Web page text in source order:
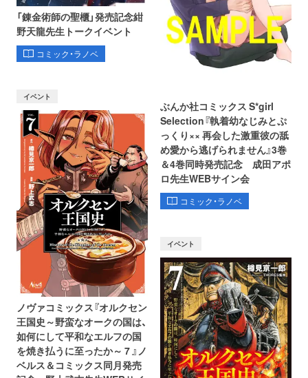
「錬金術師の聖櫃」発売記念紺
野天龍先生トークイベント
コミック・ラノベ
ぶんか社コミックス S*girl
Selection『執着幼なじみとぷ
っくり×× 再会した激重彼の舐
め愛から逃げられません』3巻
＆4巻同時発売記念 成田アポ
ロ先生WEBサイン会
コミック・ラノベ
イベント
ノヴァコミックス『オルクセン
王国史～野蛮なオークの国は、
如何にして平和なエルフの国
を焼き払うに至ったか～ 7 』ノ
ベルス＆コミックス同月発売
イベント